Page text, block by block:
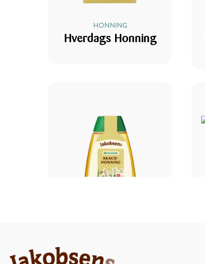
HONNING
Hverdags Honning